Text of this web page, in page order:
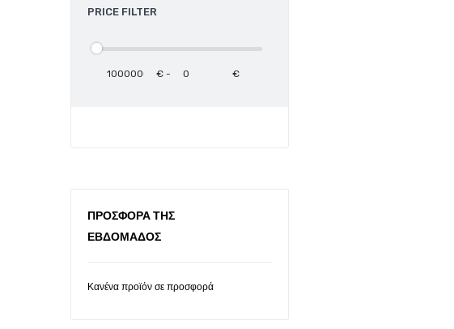
PRICE FILTER
€ - €
ΠΡΟΣΦΟΡΆ ΤΗΣ
ΕΒΔΟΜΆΔΟΣ
Κανένα προϊόν σε προσφορά